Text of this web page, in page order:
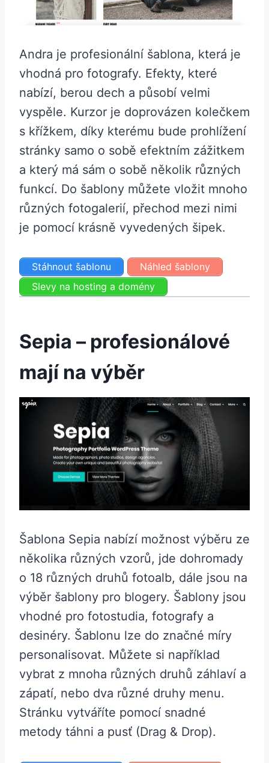
Andra je profesionální šablona, která je
vhodná pro fotografy. Efekty, které
nabízí, berou dech a působí velmi
vyspěle. Kurzor je doprovázen kolečkem
s křížkem, díky kterému bude prohlížení
stránky samo o sobě efektním zážitkem
a který má sám o sobě několik různých
funkcí. Do šablony můžete vložit mnoho
různých fotogalerií, přechod mezi nimi
je pomocí krásně vyvedených šipek.
Stáhnout šablonu
Náhled šablony
Slevy na hosting a domény
Sepia – profesionálové
mají na výběr
Šablona Sepia nabízí možnost výběru ze
několika různých vzorů, jde dohromady
o 18 různých druhů fotoalb, dále jsou na
výběr šablony pro blogery. Šablony jsou
vhodné pro fotostudia, fotografy a
desinéry. Šablonu lze do značné míry
personalisovat. Můžete si například
vybrat z mnoha různých druhů záhlaví a
zápatí, nebo dva různé druhy menu.
Stránku vytváříte pomocí snadné
metody táhni a pusť (Drag & Drop).